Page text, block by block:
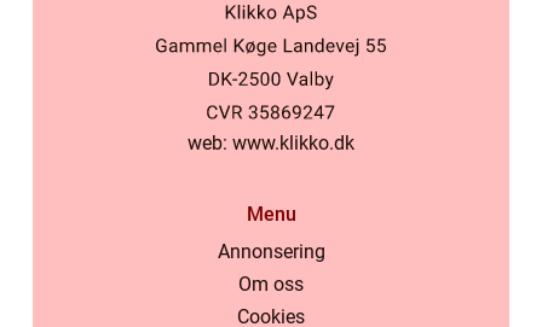
web: www.klikko.dk
Menu
Annonsering
Om oss
Cookies